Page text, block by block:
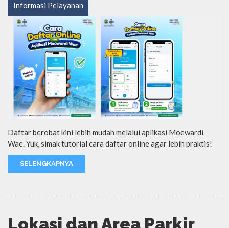
Informasi Pelayanan
Daftar berobat kini lebih mudah melalui aplikasi Moewardi
Wae. Yuk, simak tutorial cara daftar online agar lebih praktis!
SELENGKAPNYA